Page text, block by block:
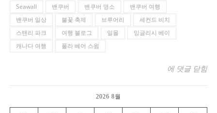
니다.
Seawall 밴쿠버 밴쿠버 명소
밴쿠버 여행
밴쿠버 일상
불꽃 축제 브루어리
세컨드 비치
스탠리 파크
여행 블로그 일몰
잉글리시 베이
캐나다 여행
폴라 베어 스윔
밴쿠버 명소 :
에 댓글 닫힘
2026 8월